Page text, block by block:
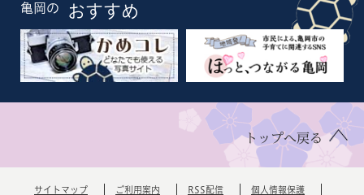
亀岡の おすすめ
トップへ戻る
サイトマップ ご利用案内 RSS配信 個人情報保護